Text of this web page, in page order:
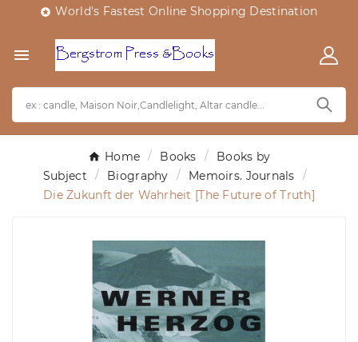
 World's Fastest Online Shopping Destination

Home Books
Books by
Subject
Biography
Memoirs. Journals
Die Zukunft der Wahrheit [The Future of Truth]